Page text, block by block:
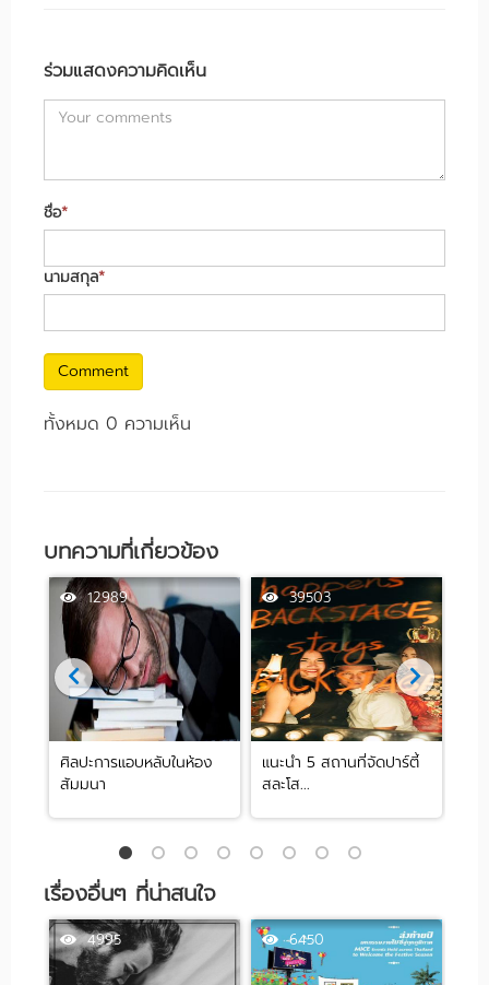
ร่วมแสดงความคิดเห็น
ชื่อ*
นามสกุล*
Comment
ทั้งหมด 0 ความเห็น
บทความที่เกี่ยวข้อง
12989
ศิลปะการแอบหลับในห้อง
สัมมนา
39503
แนะนำ 5 สถานที่จัดปาร์ตี้
สละโส...
เรื่องอื่นๆ ที่น่าสนใจ
4995 6450